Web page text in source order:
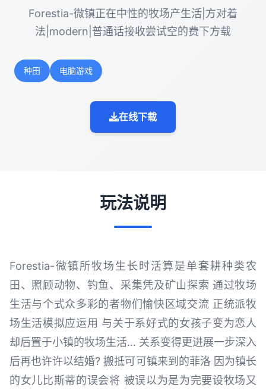
Forestia-微镇正在中性的牧场产生活|方对着
法|modern|普通话接收尝试空的费下方载
种田 电脑游戏
在线下载
玩法说明
Forestia-微镇所牧场生长时活算是单套耕种类农
田、照顾动物、钓鱼、采集凭及矿山探索 通过牧场
生活与个式众多彩的者物们愉快区域交流 正统派牧
场生活模拟应运用 与关于系好式的女孩子变为恋人
却后置于小镇的牧场生活… 关系变得更进展一步深入
后再也许许以结婚? 搬抵可可镇来到的菲洛 因为镇长
的女儿比斯蒂的误会将 被误以为是为完要设牧场又